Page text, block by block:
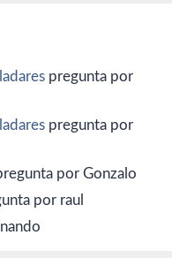
pregunta por
pregunta por
por Gonzalo
por raul